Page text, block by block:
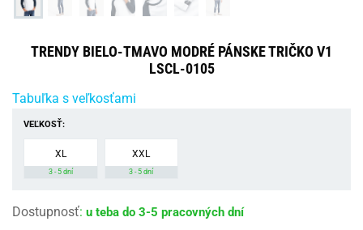
TRENDY BIELO-TMAVO MODRÉ PÁNSKE TRIČKO V1
LSCL-0105
Tabuľka s veľkosťami
VEĽKOSŤ:
XL
3 - 5 dní
XXL
3 - 5 dní
Dostupnosť: u teba do 3-5 pracovných dní